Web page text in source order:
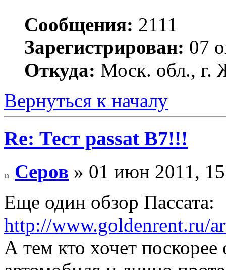
Сообщения: 2111
Зарегистрирован: 07
Откуда: Моск. обл., г.
Вернуться к началу
Re: Тест passat B7!!!
Серов » 01 июн 2011,
Еще один обзор Пассата:
http://www.goldenrent.ru/
А тем кто хочет поскорее